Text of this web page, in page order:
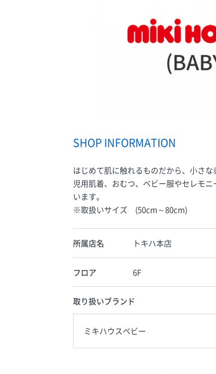
SHOP INFORMATION
はじめて肌に触れるものだから、小さ
児用肌着、おむつ、ベビー服やセレモ
います。
※取扱いサイズ (50cm～80cm)
所属店名 トキハ本店
フロア 6F
取り扱いブランド
ミキハウスベビー